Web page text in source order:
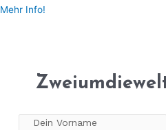
Mehr Info!